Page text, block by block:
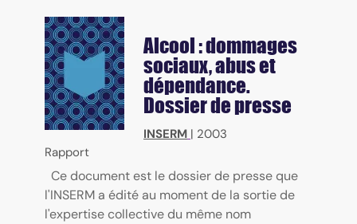
Alcool : dommages
sociaux, abus et
dépendance.
Dossier de presse
INSERM | 2003
Rapport
Ce document est le dossier de presse que
l'INSERM a édité au moment de la sortie de
l'expertise collective du même nom